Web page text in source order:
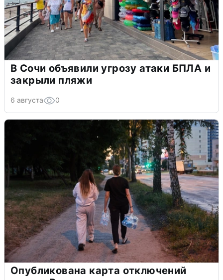
В Сочи объявили угрозу атаки БПЛА и
закрыли пляжи
6 августа 0
Опубликована карта отключений